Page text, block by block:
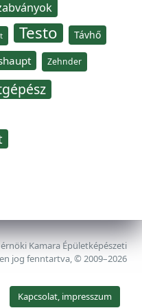
Testo Távhő
Zehnder
Kamara Épületképészeti
jog fenntartva, © 2009–2026
Kapcsolat, impresszum